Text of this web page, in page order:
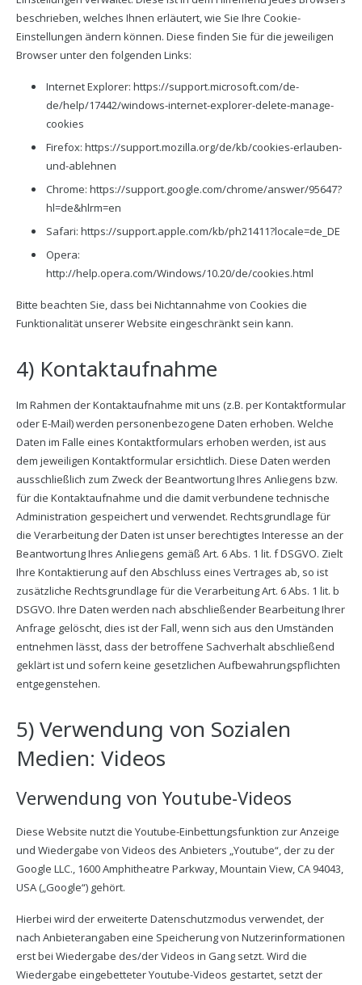
beschrieben, welches Ihnen erläutert, wie Sie Ihre Cookie-
Einstellungen ändern können. Diese finden Sie für die jeweiligen
Browser unter den folgenden Links:
Internet Explorer: https://support.microsoft.com/de-
de/help/17442/windows-internet-explorer-delete-manage-
cookies
Firefox: https://support.mozilla.org/de/kb/cookies-erlauben-
und-ablehnen
Chrome: https://support.google.com/chrome/answer/95647?
hl=de&hlrm=en
Safari: https://support.apple.com/kb/ph21411?locale=de_DE
Opera:
http://help.opera.com/Windows/10.20/de/cookies.html
Bitte beachten Sie, dass bei Nichtannahme von Cookies die
Funktionalität unserer Website eingeschränkt sein kann.
4) Kontaktaufnahme
Im Rahmen der Kontaktaufnahme mit uns (z.B. per Kontaktformular
oder E-Mail) werden personenbezogene Daten erhoben. Welche
Daten im Falle eines Kontaktformulars erhoben werden, ist aus
dem jeweiligen Kontaktformular ersichtlich. Diese Daten werden
ausschließlich zum Zweck der Beantwortung Ihres Anliegens bzw.
für die Kontaktaufnahme und die damit verbundene technische
Administration gespeichert und verwendet. Rechtsgrundlage für
die Verarbeitung der Daten ist unser berechtigtes Interesse an der
Beantwortung Ihres Anliegens gemäß Art. 6 Abs. 1 lit. f DSGVO. Zielt
Ihre Kontaktierung auf den Abschluss eines Vertrages ab, so ist
zusätzliche Rechtsgrundlage für die Verarbeitung Art. 6 Abs. 1 lit. b
DSGVO. Ihre Daten werden nach abschließender Bearbeitung Ihrer
Anfrage gelöscht, dies ist der Fall, wenn sich aus den Umständen
entnehmen lässt, dass der betroffene Sachverhalt abschließend
geklärt ist und sofern keine gesetzlichen Aufbewahrungspflichten
entgegenstehen.
5) Verwendung von Sozialen
Medien: Videos
Verwendung von Youtube-Videos
Diese Website nutzt die Youtube-Einbettungsfunktion zur Anzeige
und Wiedergabe von Videos des Anbieters „Youtube“, der zu der
Google LLC., 1600 Amphitheatre Parkway, Mountain View, CA 94043,
USA („Google“) gehört.
Hierbei wird der erweiterte Datenschutzmodus verwendet, der
nach Anbieterangaben eine Speicherung von Nutzerinformationen
erst bei Wiedergabe des/der Videos in Gang setzt. Wird die
Wiedergabe eingebetteter Youtube-Videos gestartet, setzt der